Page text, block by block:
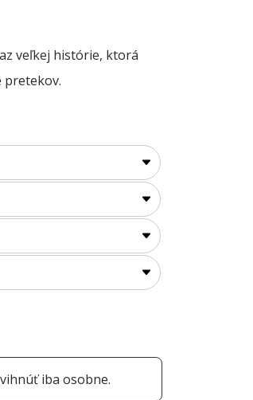
veľkej histórie, ktorá
pretekov.
iba osobne.